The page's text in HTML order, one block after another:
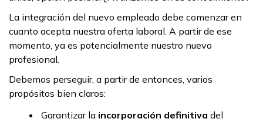
La integración del nuevo empleado debe comenzar en
cuanto acepta nuestra oferta laboral. A partir de ese
momento, ya es potencialmente nuestro nuevo
profesional.
Debemos perseguir, a partir de entonces, varios
propósitos bien claros:
Garantizar la incorporación definitiva del